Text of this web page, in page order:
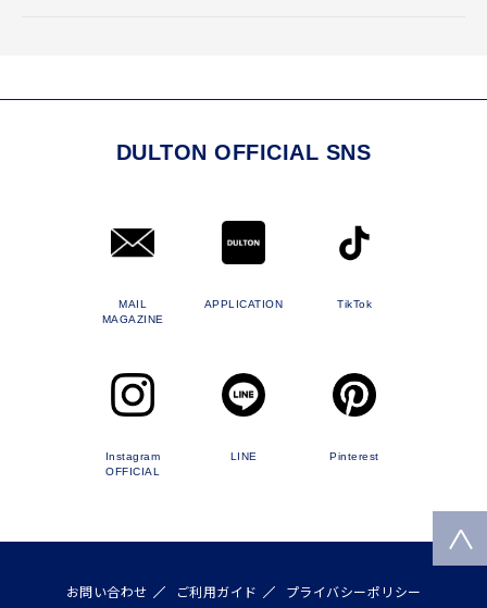
DULTON OFFICIAL SNS
MAIL
MAGAZINE
APPLICATION TikTok
Instagram
OFFICIAL
LINE Pinterest
お問い合わせ ご利用ガイド プライバシーポリシー